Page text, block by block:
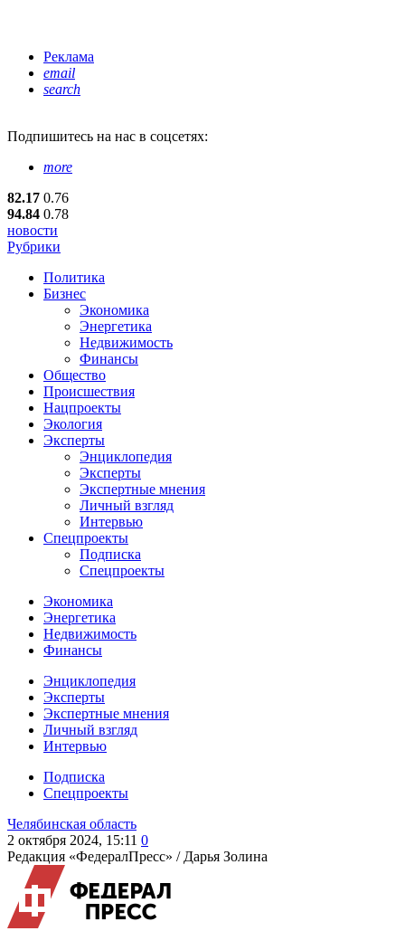
Реклама
email
search
Подпишитесь на нас в соцсетях:
more
82.17 0.76
94.84 0.78
новости
Рубрики
Политика
Бизнес
Экономика
Энергетика
Недвижимость
Финансы
Общество
Происшествия
Нацпроекты
Экология
Эксперты
Энциклопедия
Эксперты
Экспертные мнения
Личный взгляд
Интервью
Спецпроекты
Подписка
Спецпроекты
Экономика
Энергетика
Недвижимость
Финансы
Энциклопедия
Эксперты
Экспертные мнения
Личный взгляд
Интервью
Подписка
Спецпроекты
Челябинская область
2 октября 2024, 15:11 0
Редакция «ФедералПресс» / Дарья Золина